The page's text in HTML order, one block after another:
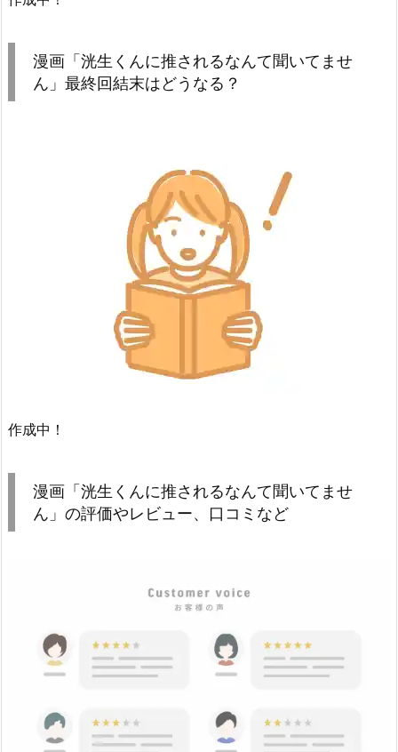
漫画「洸生くんに推されるなんて聞いてませ
ん」最終回結末はどうなる？
作成中！
漫画「洸生くんに推されるなんて聞いてませ
ん」の評価やレビュー、口コミなど